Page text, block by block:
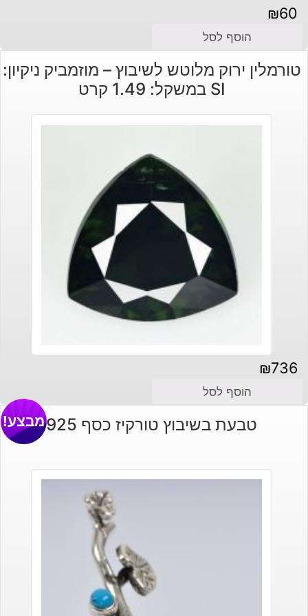
₪60
הוסף לסל
טורמלין ירוק מלוטש לשיבוץ – מוזמביק ניקיון:
SI במשקל: 1.49 קרט
₪736
הוסף לסל
טבעת בשיבוץ טורקיז כסף 925 מבצע!